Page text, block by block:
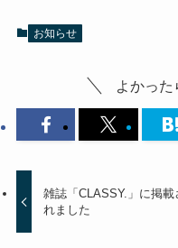
お知らせ
よかった
雑誌「CLASSY.」に掲載
れました